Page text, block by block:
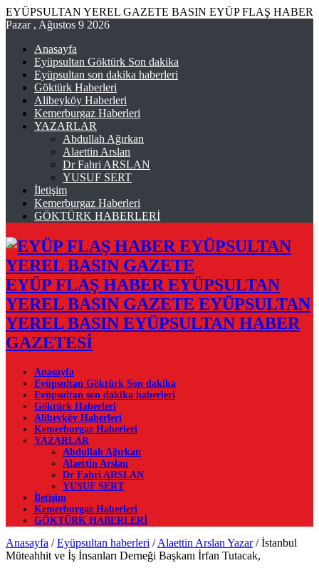
EYÜPSULTAN YEREL GAZETE BASIN EYÜP FLAŞ HABER
Pazar , Ağustos 9 2026
Anasayfa
Eyüpsultan Göktürk Son dakika
Eyüpsultan son dakika haberleri
Göktürk Haberleri
Alibeyköy Haberleri
Kemerburgaz Haberleri
YAZARLAR
Abdullah Ağırkan
Alaettin Arslan
Dr Fahri ARSLAN
YUSUF SERT
İletişim
Kemerburgaz Haberleri
GÖKTÜRK HABERLERİ
EYÜP FLAŞ HABER EYÜPSULTAN
YEREL BASIN GAZETE EYÜPSULTAN
YEREL BASIN EYÜPSULTAN HABER
GAZETESİ
Anasayfa
Eyüpsultan Göktürk Son dakika
Eyüpsultan son dakika haberleri
Göktürk Haberleri
Alibeyköy Haberleri
Kemerburgaz Haberleri
YAZARLAR
Abdullah Ağırkan
Alaettin Arslan
Dr Fahri ARSLAN
YUSUF SERT
İletişim
Kemerburgaz Haberleri
GÖKTÜRK HABERLERİ
Anasayfa / Eyüpsultan haberleri / Alaettin Arslan Yazar / İstanbul
Müteahhit ve İş İnsanları Derneği Başkanı İrfan Tutacak,